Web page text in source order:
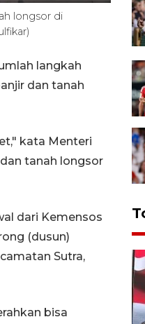
longsor di
langkah
dan tanah
kata Menteri
tanah longsor
dari Kemensos
(dusun)
Sutra,
bisa